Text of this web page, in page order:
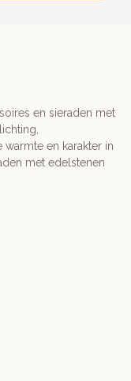
en sieraden met
en karakter in
met edelstenen